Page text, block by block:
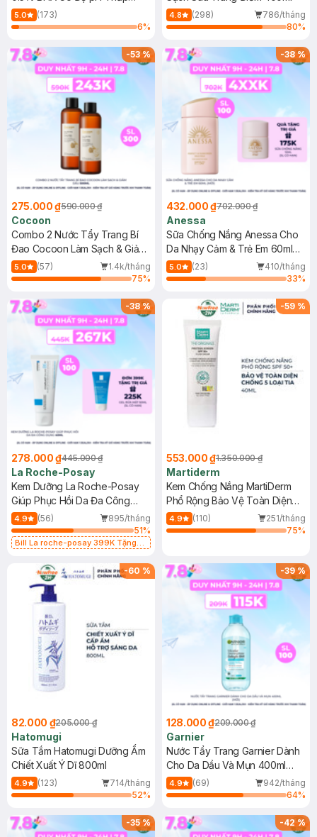
150ml
5.0
(173)
6%
4.8 (298)
786/tháng
80%
-53%
275.000 ₫590.000 ₫
Cocoon
Combo 2 Nước Tẩy Trang Bí
Đao Cocoon Làm Sạch & Giảm
Dầu 500ml
5.0 (57)
1.4k/tháng
75%
-38%
432.000 ₫702.000 ₫
Anessa
Sữa Chống Nắng Anessa Cho
Da Nhạy Cảm & Trẻ Em 60ml
(Mới)
5.0 (23)
410/tháng
33%
-38%
278.000 ₫445.000 ₫
La Roche-Posay
Kem Dưỡng La Roche-Posay
Giúp Phục Hồi Da Đa Công
Dụng 40ml
4.9 (56)
895/tháng
51%
Bill La roche-posay 399K Tặng
(SL có hạn)
-59 %
553.000 ₫1.350.000 ₫
Martiderm
Kem Chống Nắng MartiDerm
Phổ Rộng Bảo Vệ Toàn Diện
40ml
4.9 (110)
251/tháng
75%
-60 %
82.000 ₫205.000 ₫
Hatomugi
Sữa Tắm Hatomugi Dưỡng Ẩm
Chiết Xuất Ý Dĩ 800ml
4.9 (123)
714/tháng
52%
-39%
128.000 ₫209.000 ₫
Garnier
Nước Tẩy Trang Garnier Dành
Cho Da Dầu Và Mụn 400ml
(Mới)
4.9 (69)
942/tháng
64%
-35% -42%